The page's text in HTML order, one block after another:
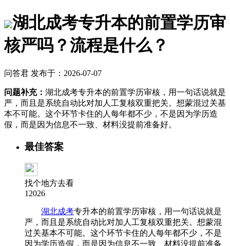
湖北成考专升本的前置学历审
核严吗？流程是什么？
问答君 发布于：2026-07-07
问题补充： 湖北成考专升本的前置学历审核，用一句话说就是
严，而且是系统自动比对加人工复核双重把关。想蒙混过关基
本不可能。这个环节卡住的人每年都不少，不是因为学历造
假，而是因为信息不一致、材料没提前准备好。
最佳答案
找个地方去看
12026
湖北成考专升本的前置学历审核，用一句话说就是
严，而且是系统自动比对加人工复核双重把关。想蒙混
过关基本不可能。这个环节卡住的人每年都不少，不是
因为学历造假，而是因为信息不一致、材料没提前准备